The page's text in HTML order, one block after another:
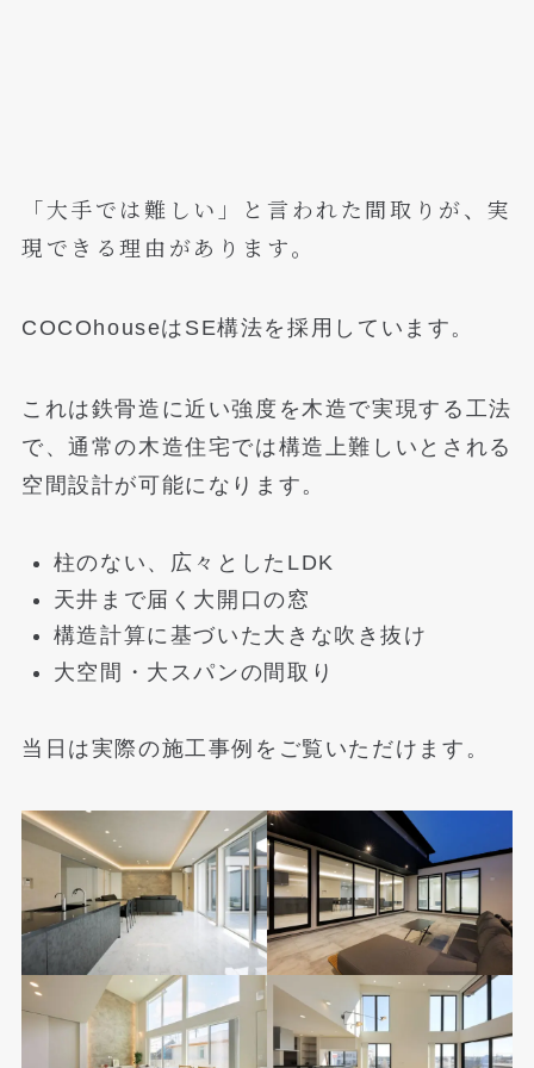
「大手では難しい」と言われた間取りが、実
現できる理由があります。
COCOhouseはSE構法を採用しています。
これは鉄骨造に近い強度を木造で実現する工法
で、通常の木造住宅では構造上難しいとされる
空間設計が可能になります。
柱のない、広々としたLDK
天井まで届く大開口の窓
構造計算に基づいた大きな吹き抜け
大空間・大スパンの間取り
当日は実際の施工事例をご覧いただけます。